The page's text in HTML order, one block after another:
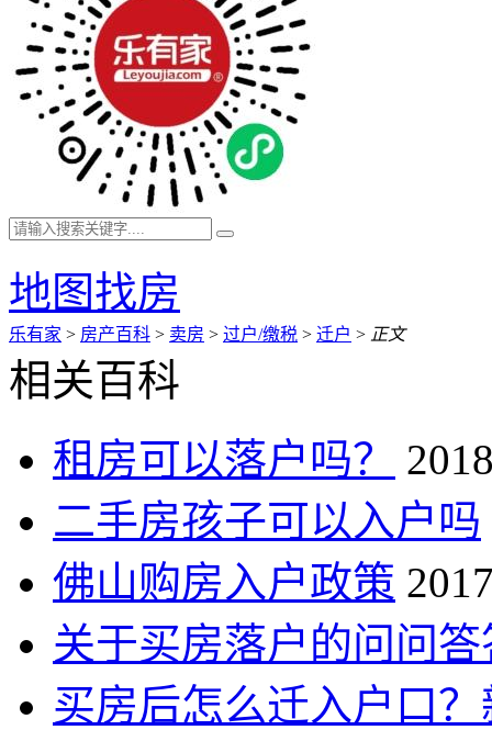
地图找房
乐有家 > 房产百科 > 卖房 > 过户/缴税 > 迁户 > 正文
相关百科
租房可以落户吗？
二手房孩子可以入户吗
佛山购房入户政策
关于买房落户的问问答
买房后怎么迁入户口